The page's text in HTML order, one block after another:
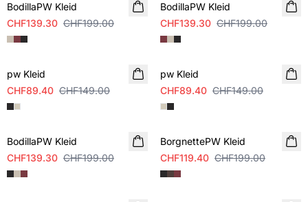
BodillaPW Kleid
CHF139.30 CHF199.00
BodillaPW Kleid
CHF139.30 CHF199.00
SALE
pw Kleid
CHF89.40 CHF149.00
SALE
pw Kleid
CHF89.40 CHF149.00
SALE
BodillaPW Kleid
CHF139.30 CHF199.00
SALE
BorgnettePW Kleid
CHF119.40 CHF199.00
SALE SALE